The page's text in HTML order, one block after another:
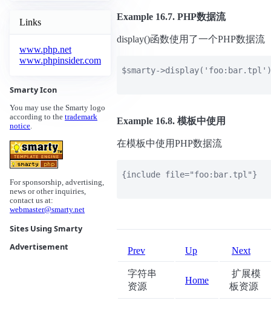
Links
www.php.net
www.phpinsider.com
Smarty Icon
You may use the Smarty logo
according to the trademark
notice.
For sponsorship, advertising,
news or other inquiries,
contact us at:
webmaster@smarty.net
Sites Using Smarty
Advertisement
Example 16.7. PHP数据流
display()函数使用了一个PHP数据流
$smarty-
Example 16.8. 模板中使用
在模板中使用PHP数据流
{include file="foo:bar.tpl"}
Prev Up Next
字符串
资源
Home
扩展模
板资源